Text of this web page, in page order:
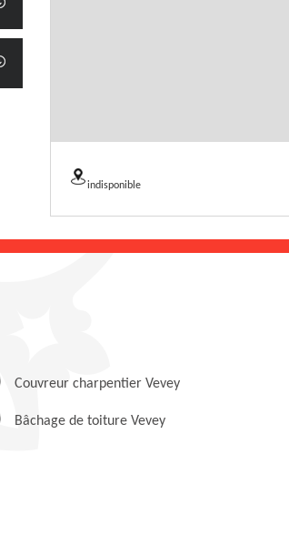
indisponible
Couvreur charpentier Vevey
Bâchage de toiture Vevey